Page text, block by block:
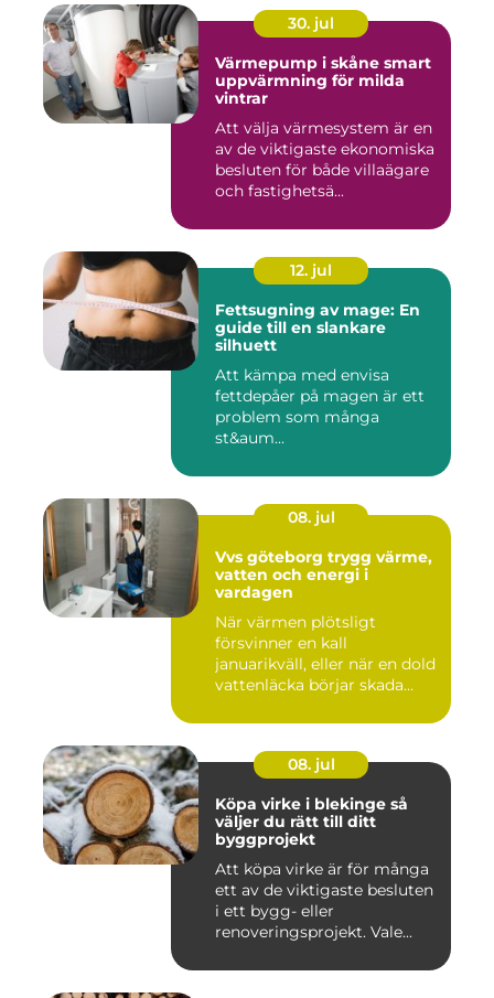
30. jul
Värmepump i skåne smart
uppvärmning för milda
vintrar
Att välja värmesystem är en
av de viktigaste ekonomiska
besluten för både villaägare
och fastighetsä...
12. jul
Fettsugning av mage: En
guide till en slankare
silhuett
Att kämpa med envisa
fettdepåer på magen är ett
problem som många
st&aum...
08. jul
Vvs göteborg trygg värme,
vatten och energi i
vardagen
När värmen plötsligt
försvinner en kall
januarikväll, eller när en dold
vattenläcka börjar skada
08. jul
Köpa virke i blekinge så
väljer du rätt till ditt
byggprojekt
Att köpa virke är för många
ett av de viktigaste besluten
i ett bygg- eller
renoveringsprojekt. Vale...